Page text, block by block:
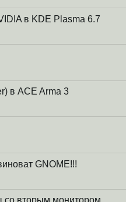
в KDE Plasma 6.7
в ACE Arma 3
GNOME!!!